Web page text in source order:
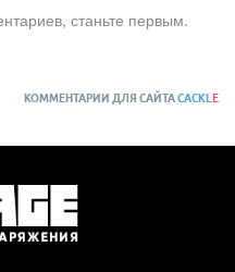
станьте первым.
КОММЕНТАРИИ ДЛЯ САЙТАCACKLE